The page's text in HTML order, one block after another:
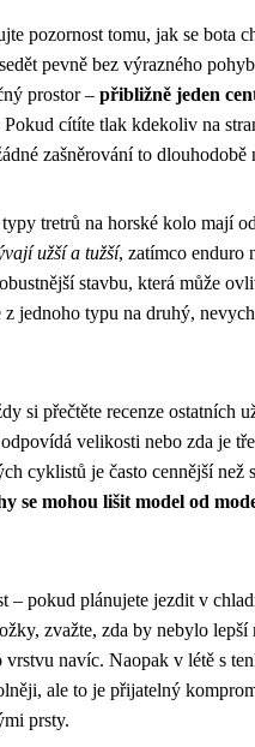
pozornost tomu, jak se bota
pevně bez výrazného
prostor – přibližně jeden
cítíte tlak kdekoliv na
zašněrování to dlouhodobě
tretrů na horské kolo mají
užší a tužší, zatímco enduro
stavbu, která může
jednoho typu na druhý,
si přečtěte recenze ostatních
velikosti nebo zda je
cyklistů je často cennější než
se mohou lišit model od
– pokud plánujete jezdit v
zvažte, zda by nebylo
navíc. Naopak v létě s
ale to je přijatelný
prsty.